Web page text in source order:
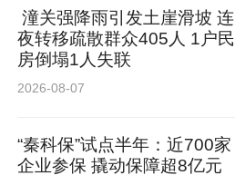
潼关强降雨引发土崖滑坡 连
夜转移疏散群众405人 1户民
房倒塌1人失联
2026-08-07
“秦科保”试点半年：近700家
企业参保 撬动保障超8亿元